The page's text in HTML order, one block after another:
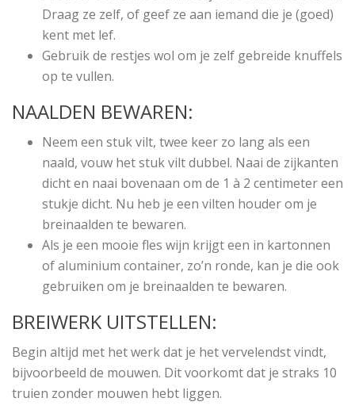
Draag ze zelf, of geef ze aan iemand die je (goed)
kent met lef.
Gebruik de restjes wol om je zelf gebreide knuffels
op te vullen.
NAALDEN BEWAREN:
Neem een stuk vilt, twee keer zo lang als een
naald, vouw het stuk vilt dubbel. Naai de zijkanten
dicht en naai bovenaan om de 1 à 2 centimeter een
stukje dicht. Nu heb je een vilten houder om je
breinaalden te bewaren.
Als je een mooie fles wijn krijgt een in kartonnen
of aluminium container, zo’n ronde, kan je die ook
gebruiken om je breinaalden te bewaren.
BREIWERK UITSTELLEN:
Begin altijd met het werk dat je het vervelendst vindt,
bijvoorbeeld de mouwen. Dit voorkomt dat je straks 10
truien zonder mouwen hebt liggen.